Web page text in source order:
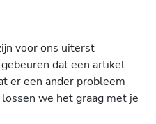
voor ons uiterst
dat een artikel
er een ander probleem
we het graag met je